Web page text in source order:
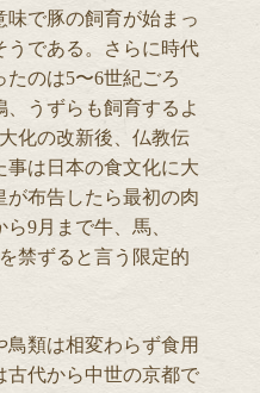
で豚の飼育が始まっ
うである。さらに時代
のは5〜6世紀ごろ
うずらも飼育するよ
化の改新後、仏教伝
事は日本の食文化に大
が布告したら最初の肉
9月まで牛、馬、
禁ずると言う限定的
類は相変わらず食用
古代から中世の京都で